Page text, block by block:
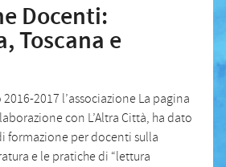
Docenti:
Toscana e
2017 l’associazione La pagina
con L’Altra Città, ha dato
formazione per docenti sulla
e le pratiche di “lettura